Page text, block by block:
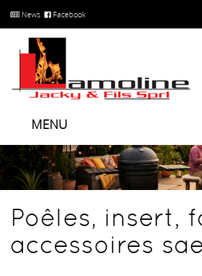
News Facebook
MENU
Poêles, insert,
accessoires